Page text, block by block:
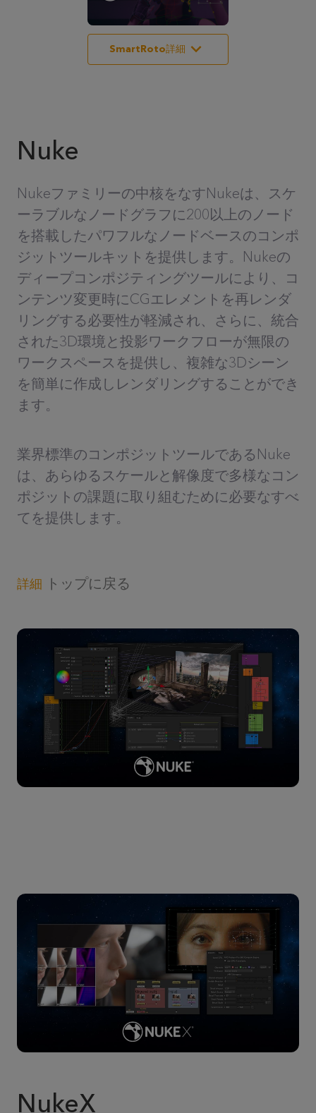
SmartRoto詳細
Nuke
Nukeファミリーの中核をなすNukeは、スケ
ーラブルなノードグラフに200以上のノード
を搭載したパワフルなノードベースのコンポ
ジットツールキットを提供します。Nukeの
ディープコンポジティングツールにより、コ
ンテンツ変更時にCGエレメントを再レンダ
リングする必要性が軽減され、さらに、統合
された3D環境と投影ワークフローが無限の
ワークスペースを提供し、複雑な3Dシーン
を簡単に作成しレンダリングすることができ
ます。
業界標準のコンポジットツールであるNuke
は、あらゆるスケールと解像度で多様なコン
ポジットの課題に取り組むために必要なすべ
てを提供します。
詳細 トップに戻る
NukeX